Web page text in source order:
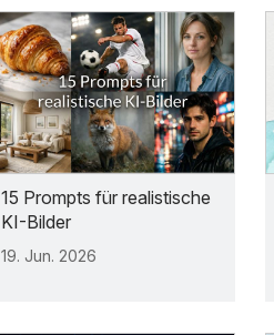
15 Prompts für realistische
KI-Bilder
19. Jun. 2026